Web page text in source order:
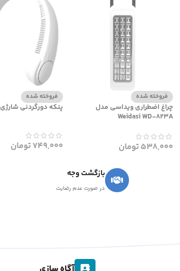
فروخته شده
چراغ اضطراری ویداسی مدل
Weidasi WD-823A
538,000تومان
فروخته شده
پنکه دورگردنی شارژی Neck Fan
749,000تومان
بازگشت وجه
در صورت عدم رضایت